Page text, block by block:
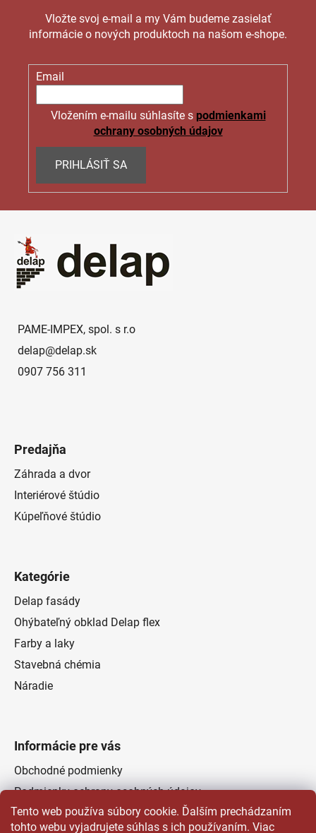
Tento web používa súbory cookie. Ďalším prechádzaním
tohto webu vyjadrujete súhlas s ich používaním. Viac
Vložte svoj e-mail a my Vám budeme zasielať
informácie o nových produktoch na našom e-shope.
Email
Vložením e-mailu súhlasíte s podmienkami
ochrany osobných údajov
PRIHLÁSIŤ SA
PAME-IMPEX, spol. s r.o
delap@delap.sk
0907 756 311
Predajňa
Záhrada a dvor
Interiérové štúdio
Kúpeľňové štúdio
Kategórie
Delap fasády
Ohýbateľný obklad Delap flex
Farby a laky
Stavebná chémia
Náradie
Informácie pre vás
Obchodné podmienky
Podmienky ochrany osobných údajov
Odstúpenie od zmluvy